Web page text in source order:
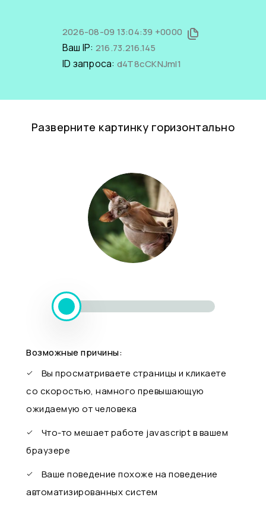
2026-08-09 13:04:39 +0000
Ваш IP: 216.73.216.145
ID запроса: d4T8cCKNJmI1
Разверните картинку горизонтально
Возможные причины:
Вы просматриваете страницы и кликаете
со скоростью, намного превышающую
ожидаемую от человека
Что-то мешает работе javascript в вашем
браузере
Ваше поведение похоже на поведение
автоматизированных систем